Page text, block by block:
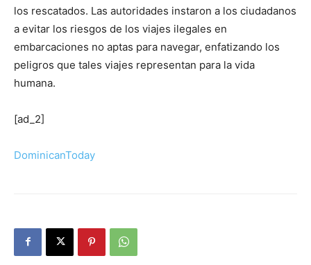
los rescatados. Las autoridades instaron a los ciudadanos
a evitar los riesgos de los viajes ilegales en
embarcaciones no aptas para navegar, enfatizando los
peligros que tales viajes representan para la vida
humana.
[ad_2]
DominicanToday